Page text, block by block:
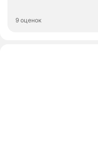
9 оценок